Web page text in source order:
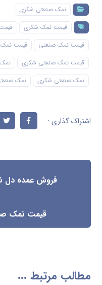
نمک صنعتی شکری
قیمت نمک شکری
قیمت نمک صنعتی
قیمت
قیمت نمک صنعتی شکری
نمک صنعتی شکری
نمک
فروش عمده دل
قیمت نمک
مطالب مرتبط ...